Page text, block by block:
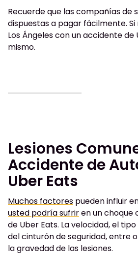
Recuerde que las compañías de
dispuestas a pagar fácilmente.
Los Ángeles con un accidente de
mismo.
Lesiones
Accidente de
Uber Eats
Muchos factores pueden influir
usted podría sufriren un choque
de Uber Eats. La velocidad, el
del cinturón de seguridad, entre
la gravedad de las lesiones.